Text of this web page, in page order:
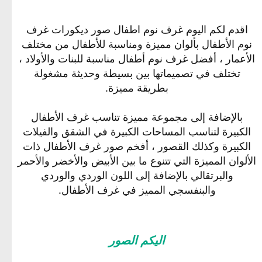
اقدم لكم اليوم غرف نوم اطفال صور ديكورات غرف
نوم الأطفال بألوان مميزة ومناسبة للأطفال من مختلف
الأعمار ، أفضل غرف نوم أطفال مناسبة للبنات والأولاد ،
تختلف في تصميماتها بين بسيطة وحديثة مشغولة
بطريقة مميزة.
بالإضافة إلى مجموعة مميزة تناسب غرف الأطفال
الكبيرة لتناسب المساحات الكبيرة في الشقق والفيلات
الكبيرة وكذلك القصور ، أفخم صور غرف الأطفال ذات
الألوان المميزة التي تتنوع ما بين الأبيض والأخضر والأحمر
والبرتقالي بالإضافة إلى اللون الوردي والوردي
والبنفسجي المميز في غرف الأطفال.
اليكم الصور